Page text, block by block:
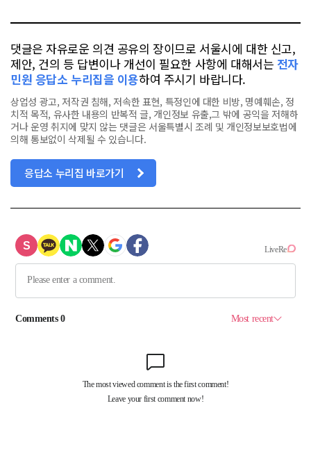
댓글은 자유로운 의견 공유의 장이므로 서울시에 대한 신고,
제안, 건의 등 답변이나 개선이 필요한 사항에 대해서는 전자
민원 응답소 누리집을 이용하여 주시기 바랍니다.
상업성 광고, 저작권 침해, 저속한 표현, 특정인에 대한 비방, 명예훼손, 정
치적 목적, 유사한 내용의 반복적 글, 개인정보 유출,그 밖에 공익을 저해하
거나 운영 취지에 맞지 않는 댓글은 서울특별시 조례 및 개인정보보호법에
의해 통보없이 삭제될 수 있습니다.
응답소 누리집 바로가기